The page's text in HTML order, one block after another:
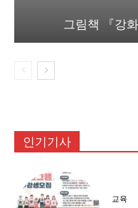
그림책 『강
인기기사
교육